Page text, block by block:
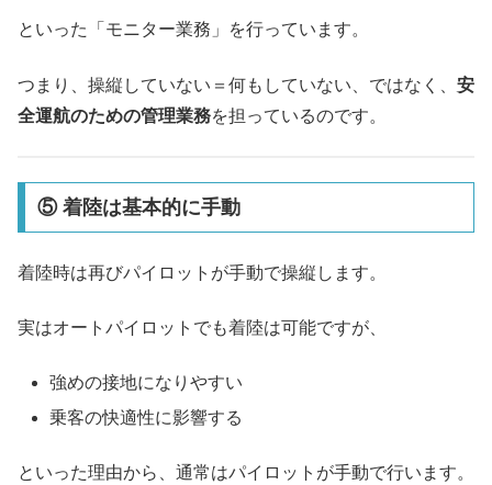
といった「モニター業務」を行っています。
つまり、操縦していない＝何もしていない、ではなく、 安
全運航のための管理業務を担っているのです。
⑤ 着陸は基本的に手動
着陸時は再びパイロットが手動で操縦します。
実はオートパイロットでも着陸は可能ですが、
強めの接地になりやすい
乗客の快適性に影響する
といった理由から、通常はパイロットが手動で行います。